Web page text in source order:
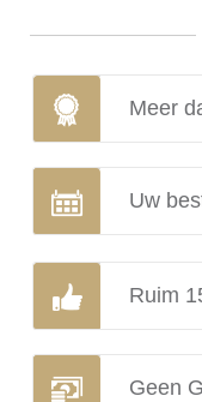
Meer
Uw
Ruim
Geen